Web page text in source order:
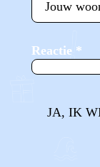
Reactie *
JA, IK